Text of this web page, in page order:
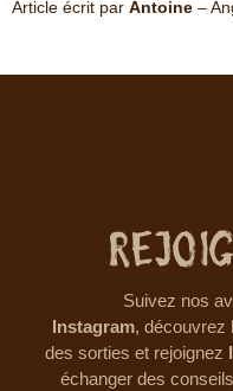
Article écrit par Antoine –
Suivez nos
Instagram, découvrez
des sorties et rejoignez
échanger des